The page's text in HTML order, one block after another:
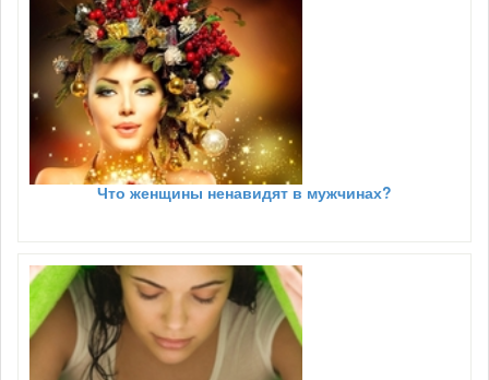
Что женщины ненавидят в мужчинах?